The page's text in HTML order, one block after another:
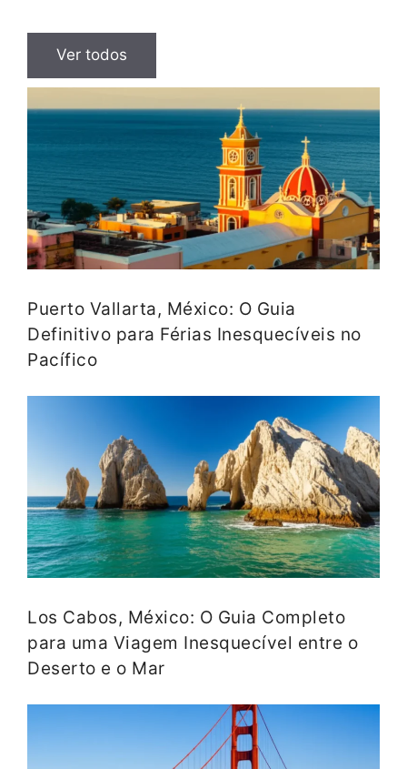
Ver todos
Puerto Vallarta, México: O Guia
Definitivo para Férias Inesquecíveis no
Pacífico
Los Cabos, México: O Guia Completo
para uma Viagem Inesquecível entre o
Deserto e o Mar